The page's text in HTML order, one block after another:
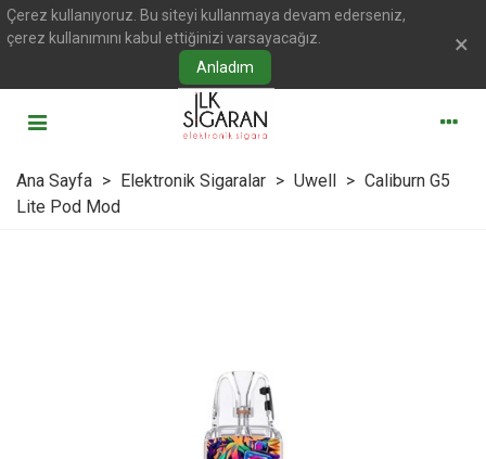
Çerez kullanıyoruz. Bu siteyi kullanmaya devam ederseniz,
çerez kullanımını kabul ettiğinizi varsayacağız.
Anladım
×
Ana Sayfa > Elektronik Sigaralar > Uwell > Caliburn G5
Lite Pod Mod